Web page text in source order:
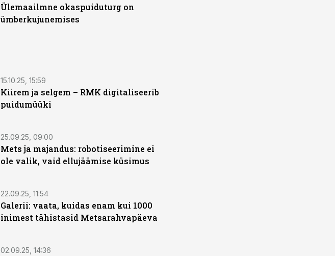
Ülemaailmne okaspuiduturg on
ümberkujunemises
15.10.25, 15:59
Kiirem ja selgem – RMK digitaliseerib
puidumüüki
25.09.25, 09:00
Mets ja majandus: robotiseerimine ei
ole valik, vaid ellujäämise küsimus
22.09.25, 11:54
Galerii: vaata, kuidas enam kui 1000
inimest tähistasid Metsarahvapäeva
02.09.25, 14:36